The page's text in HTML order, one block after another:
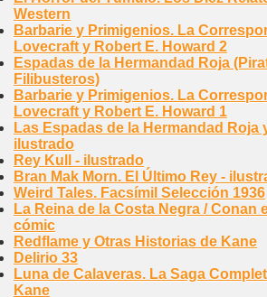
Western
Barbarie y Primigenios. La
Lovecraft y Robert E. Howard 2
Espadas de la Hermandad Roja
Filibusteros)
Barbarie y Primigenios. La
Lovecraft y Robert E. Howard 1
Las Espadas de la Hermandad Roja
ilustrado
Rey Kull - ilustrado
Bran Mak Morn. El Último Rey -
Weird Tales. Facsímil Selección 1936
La Reina de la Costa Negra / Conan
cómic
Redflame y Otras Historias de Kane
Delirio 33
Luna de Calaveras. La Saga
Kane